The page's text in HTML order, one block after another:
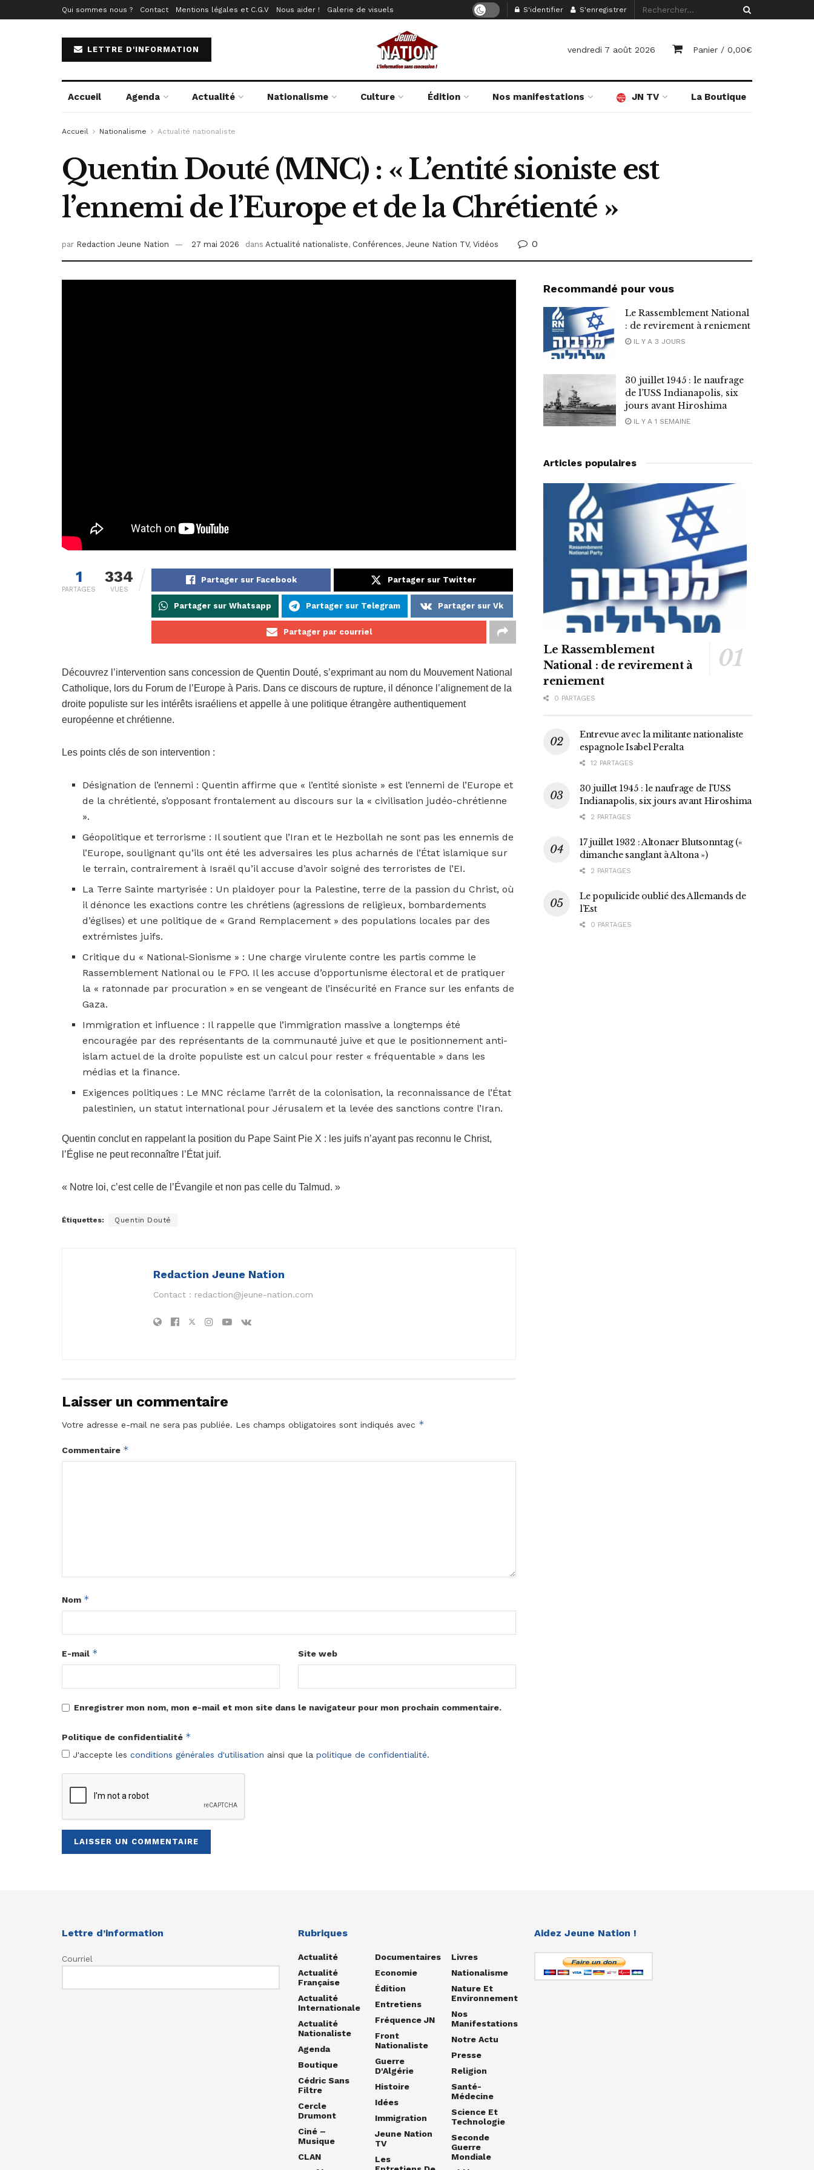
Qui sommes nous ? Contact Mentions légales et C.G.V Nous aider ! Galerie de visuels S'identifier S'enregistrer
LETTRE D'INFORMATION vendredi 7 août 2026 Panier / 0,00€
Accueil Agenda Actualité Nationalisme Culture Édition Nos manifestations JN TV La Boutique
Accueil Nationalisme Actualité nationaliste
Quentin Douté (MNC) : « L’entité sioniste est
l’ennemi de l’Europe et de la Chrétienté »
par Redaction Jeune Nation 27 mai 2026 dans Actualité nationaliste, Conférences, Jeune Nation TV, Vidéos 0
1
PARTAGES
334
VUES
Partager sur Facebook Partager sur Twitter
Partager sur Whatsapp Partager sur Telegram Partager sur Vk
Partager par courriel
Découvrez l’intervention sans concession de Quentin Douté, s’exprimant au nom du Mouvement National
Catholique, lors du Forum de l’Europe à Paris. Dans ce discours de rupture, il dénonce l’alignement de la
droite populiste sur les intérêts israéliens et appelle à une politique étrangère authentiquement
européenne et chrétienne.
Les points clés de son intervention :
Désignation de l’ennemi : Quentin affirme que « l’entité sioniste » est l’ennemi de l’Europe et
de la chrétienté, s’opposant frontalement au discours sur la « civilisation judéo-chrétienne
».
Géopolitique et terrorisme : Il soutient que l’Iran et le Hezbollah ne sont pas les ennemis de
l’Europe, soulignant qu’ils ont été les adversaires les plus acharnés de l’État islamique sur
le terrain, contrairement à Israël qu’il accuse d’avoir soigné des terroristes de l’EI.
La Terre Sainte martyrisée : Un plaidoyer pour la Palestine, terre de la passion du Christ, où
il dénonce les exactions contre les chrétiens (agressions de religieux, bombardements
d’églises) et une politique de « Grand Remplacement » des populations locales par des
extrémistes juifs.
Critique du « National-Sionisme » : Une charge virulente contre les partis comme le
Rassemblement National ou le FPO. Il les accuse d’opportunisme électoral et de pratiquer
la « ratonnade par procuration » en se vengeant de l’insécurité en France sur les enfants de
Gaza.
Immigration et influence : Il rappelle que l’immigration massive a longtemps été
encouragée par des représentants de la communauté juive et que le positionnement anti-
islam actuel de la droite populiste est un calcul pour rester « fréquentable » dans les
médias et la finance.
Exigences politiques : Le MNC réclame l’arrêt de la colonisation, la reconnaissance de l’État
palestinien, un statut international pour Jérusalem et la levée des sanctions contre l’Iran.
Quentin conclut en rappelant la position du Pape Saint Pie X : les juifs n’ayant pas reconnu le Christ,
l’Église ne peut reconnaître l’État juif.
« Notre loi, c’est celle de l’Évangile et non pas celle du Talmud. »
Étiquettes: Quentin Douté
Redaction Jeune Nation
Contact : redaction@jeune-nation.com
Laisser un commentaire
Votre adresse e-mail ne sera pas publiée. Les champs obligatoires sont indiqués avec *
Commentaire *
Nom *
E-mail * Site web
Enregistrer mon nom, mon e-mail et mon site dans le navigateur pour mon prochain commentaire.
Politique de confidentialité *
J'accepte les conditions générales d'utilisation ainsi que la politique de confidentialité.
Recommandé pour vous
Le Rassemblement National
: de revirement à reniement
IL Y A 3 JOURS
30 juillet 1945 : le naufrage
de l’USS Indianapolis, six
jours avant Hiroshima
IL Y A 1 SEMAINE
Articles populaires
Le Rassemblement
National : de revirement à
reniement
0 PARTAGES
Entrevue avec la militante nationaliste
espagnole Isabel Peralta
12 PARTAGES
30 juillet 1945 : le naufrage de l’USS
Indianapolis, six jours avant Hiroshima
2 PARTAGES
17 juillet 1932 : Altonaer Blutsonntag («
dimanche sanglant à Altona »)
2 PARTAGES
Le populicide oublié des Allemands de
l’Est
0 PARTAGES
Lettre d’information
Courriel
Rubriques
Actualité
Actualité
Française
Actualité
Internationale
Actualité
Nationaliste
Agenda
Boutique
Cédric Sans
Filtre
Cercle
Drumont
Ciné –
Musique
CLAN
Documentaires
Economie
Édition
Entretiens
Fréquence JN
Front
Nationaliste
Guerre
D'Algérie
Histoire
Idées
Immigration
Jeune Nation
TV
Les
Livres
Nationalisme
Nature Et
Environnement
Nos
Manifestations
Notre Actu
Presse
Religion
Santé-
Médecine
Science Et
Technologie
Seconde
Guerre
Mondiale
Aidez Jeune Nation !